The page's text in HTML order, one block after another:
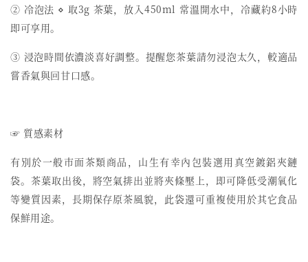
② 冷泡法 ⋄ 取3g 茶葉，放入450ml 常溫開水中，冷藏約8小時
即可享用。
③ 浸泡時間依濃淡喜好調整。提醒您茶葉請勿浸泡太久，較適品
嘗香氣與回甘口感。
☞ 質感素材
有別於一般市面茶類商品，山生有幸內包裝選用真空鍍鋁夾鏈
袋。茶葉取出後，將空氣排出並將夾條壓上，即可降低受潮氧化
等變質因素，長期保存原茶風貌，此袋還可重複使用於其它食品
保鮮用途。